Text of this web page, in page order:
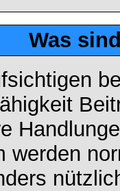
Was
werden